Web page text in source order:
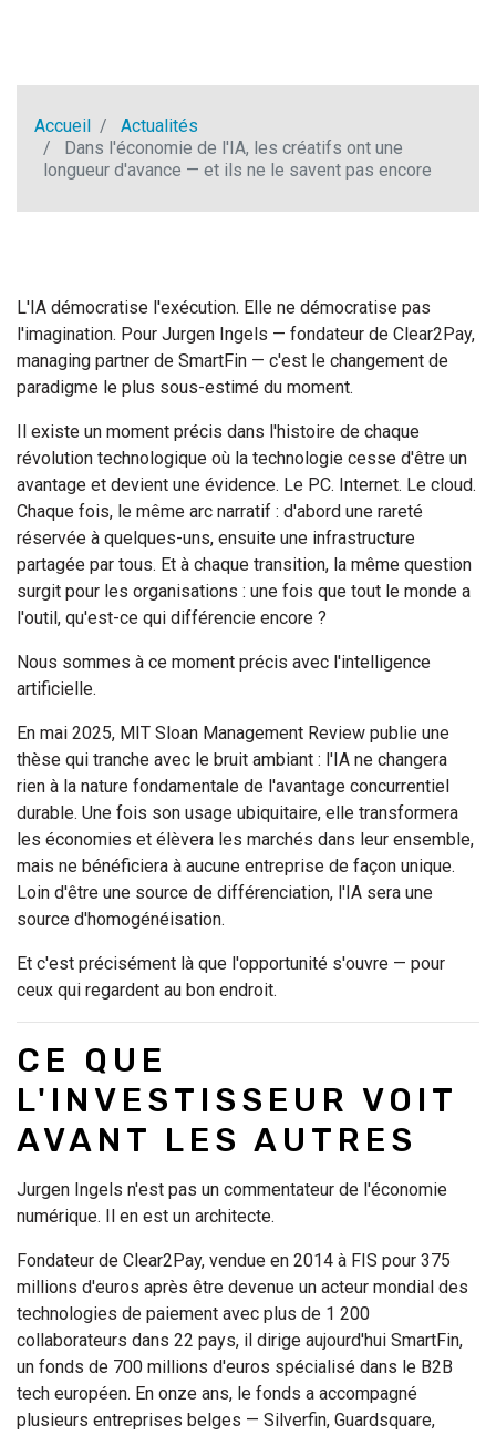
Accueil
Actualités
Dans l'économie de l'IA, les créatifs ont une
longueur d'avance — et ils ne le savent pas encore
L'IA démocratise l'exécution. Elle ne démocratise pas
l'imagination. Pour Jurgen Ingels — fondateur de Clear2Pay,
managing partner de SmartFin — c'est le changement de
paradigme le plus sous-estimé du moment.
Il existe un moment précis dans l'histoire de chaque
révolution technologique où la technologie cesse d'être un
avantage et devient une évidence. Le PC. Internet. Le cloud.
Chaque fois, le même arc narratif : d'abord une rareté
réservée à quelques-uns, ensuite une infrastructure
partagée par tous. Et à chaque transition, la même question
surgit pour les organisations : une fois que tout le monde a
l'outil, qu'est-ce qui différencie encore ?
Nous sommes à ce moment précis avec l'intelligence
artificielle.
En mai 2025, MIT Sloan Management Review publie une
thèse qui tranche avec le bruit ambiant : l'IA ne changera
rien à la nature fondamentale de l'avantage concurrentiel
durable. Une fois son usage ubiquitaire, elle transformera
les économies et élèvera les marchés dans leur ensemble,
mais ne bénéficiera à aucune entreprise de façon unique.
Loin d'être une source de différenciation, l'IA sera une
source d'homogénéisation.
Et c'est précisément là que l'opportunité s'ouvre — pour
ceux qui regardent au bon endroit.
CE QUE
L'INVESTISSEUR VOIT
AVANT LES AUTRES
Jurgen Ingels n'est pas un commentateur de l'économie
numérique. Il en est un architecte.
Fondateur de Clear2Pay, vendue en 2014 à FIS pour 375
millions d'euros après être devenue un acteur mondial des
technologies de paiement avec plus de 1 200
collaborateurs dans 22 pays, il dirige aujourd'hui SmartFin,
un fonds de 700 millions d'euros spécialisé dans le B2B
tech européen. En onze ans, le fonds a accompagné
plusieurs entreprises belges — Silverfin, Guardsquare,